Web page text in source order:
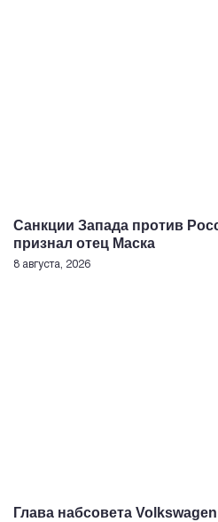
Санкции Запада против
признал отец Маска
8 августа, 2026
Глава набсовета